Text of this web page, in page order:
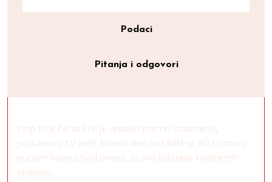
Podaci
Pitanja i odgovori
Strip Kralj Petar Prvi je urađen prema istoimenoj,
popularnoj TV seriji. Maestralan rad BAM-a, 80 strana u
punom koloru, tvrd povez, za sve ljubitelje kvalitetnih
stripova.